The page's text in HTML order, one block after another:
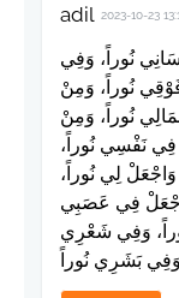
adil 2023-10-23
نُوراً، وَفِي
نُوراً، وَمِنْ
نُوراً، وَمِنْ
فِي نَفْسِي نُوراً،
لِي نُوراً،
وَاجْعَلْ فِي عَصَبِي
وَفِي شَعْرِي
وَفِي بَشَرِي نُوراً